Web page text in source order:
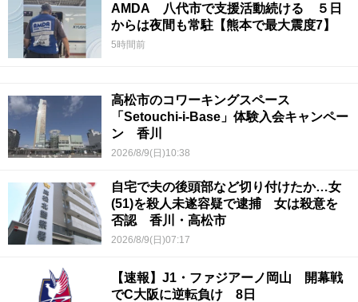
AMDA 八代市で支援活動続ける ５日
からは夜間も常駐【熊本で最大震度7】
5時間前
高松市のコワーキングスペース
「Setouchi-i-Base」体験入会キャンペー
ン 香川
2026/8/9(日)10:38
自宅で夫の後頭部など切り付けたか…女
(51)を殺人未遂容疑で逮捕 女は殺意を
否認 香川・高松市
2026/8/9(日)07:17
【速報】J1・ファジアーノ岡山 開幕戦
でC大阪に逆転負け 8日